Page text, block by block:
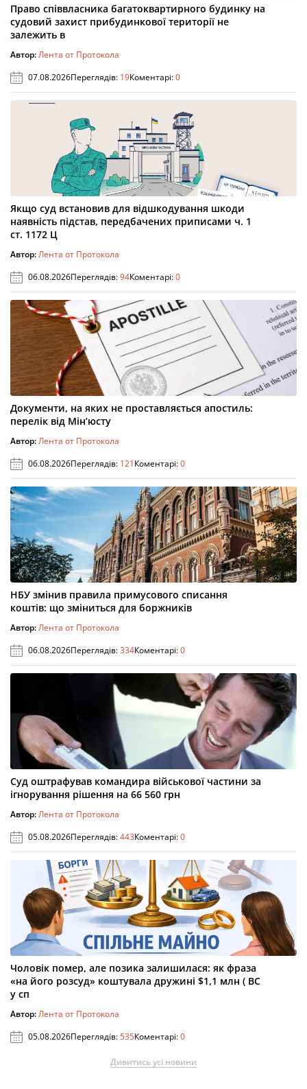
Право співвласника багатоквартирного будинку на
судовий захист прибудинкової території не
залежить в
Автор:Лента от Протокола
07.08.2026Переглядів: 19Коментарі:0
Якщо суд встановив для відшкодування шкоди
наявність підстав, передбачених приписами ч. 1
ст. 1172 Ц
Автор:Лента от Протокола
06.08.2026Переглядів:94Коментарі:0
Документи, на яких не проставляється апостиль:
перелік від Мін’юсту
Автор:Лента от Протокола
06.08.2026Переглядів: 121Коментарі:0
НБУ змінив правила примусового списання
коштів: що зміниться для боржників
Автор:Лента от Протокола
06.08.2026Переглядів:334Коментарі:0
Суд оштрафував командира військової частини за
ігнорування рішення на 66 560 грн
Автор:Лента от Протокола
05.08.2026Переглядів:443Коментарі:0
Чоловік помер, але позика залишилася: як фраза
«на його розсуд» коштувала дружині $1,1 млн ( ВС
у сп
Автор:Лента от Протокола
05.08.2026Переглядів:535Коментарі:0
Дивитись усі новини